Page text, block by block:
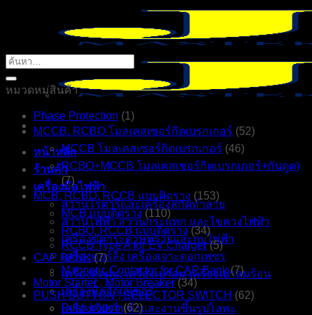
เนื้อหา
หน้าหลัก
ร้านค้า
เครื่องมือไฟฟ้า
สว่านโรตารี่และเครื่องสกัดทำลาย
สว่านไฟฟ้า สว่านกระแทก และไขควงไฟฟ้า
เครื่องขัดกระดาษทรายและกบไฟฟ้า
เครื่องคอร์ลิ่ง เครื่องเจาะดอกเพชร
เครื่องดูดฝุ่น, เครื่องเป่าลม เครื่องเป่าลมร้อน
เครื่องมือวัดเลเซอร์
เครื่องเจียรไฟฟ้าและงานขึ้นรูปโลหะ
ค้นหา:
หมวดหมู่สินค้า
Phase Protection (1)
MCCB, RCBO โมลเคสเซอร์กิตเบรกเกอร์ (52)
MCCB โมลเคสเซอร์กิตเบรกเกอร์ (46)
RCBO+MCCB โมลเคสเซอร์กิตเบรกเกอร์+กันดูด)
(7)
MCB, RCBO, RCCB แบบติดราง (153)
MCB แบบติดราง (110)
RCBO, RCCB แบบติดราง (34)
RCCB Type A for EV Charger (5)
CAP BANK (7)
Magnetic Contactor for CAP Bank (7)
Motor Starter , Motor Breaker (34)
PUSH BUTTON , SELECTOR SWITCH (62)
Push button (62)